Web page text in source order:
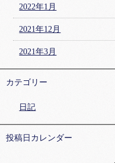
2022年1月
2021年12月
2021年3月
カテゴリー
日記
投稿日カレンダー